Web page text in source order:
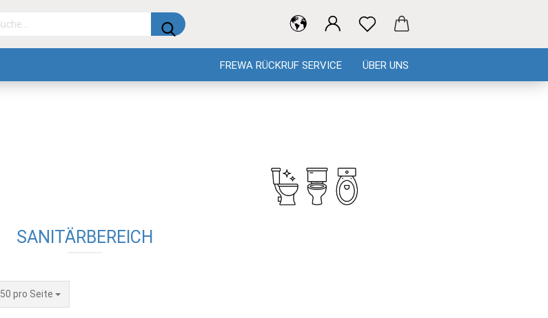
FREWA RÜCKRUF SERVICE ÜBER UNS
SANITÄRBEREICH
50 pro Seite